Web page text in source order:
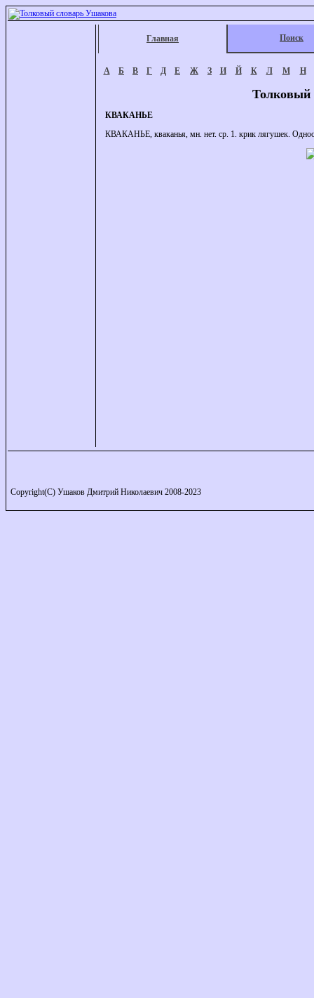
Главная Поиск
А Б В Г Д Е Ж З И Й К Л М Н
Толковый
КВАКАНЬЕ
КВАКАНЬЕ, кваканья, мн. нет. ср. 1. крик лягушек.
Copyright(C) Ушаков Дмитрий Николаевич 2008-2023